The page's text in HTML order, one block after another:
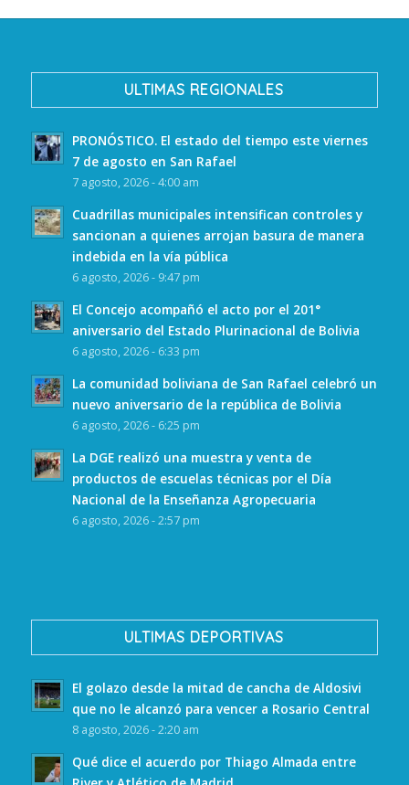
ULTIMAS REGIONALES
PRONÓSTICO. El estado del tiempo este viernes
7 de agosto en San Rafael
7 agosto, 2026 - 4:00 am
Cuadrillas municipales intensifican controles y
sancionan a quienes arrojan basura de manera
indebida en la vía pública
6 agosto, 2026 - 9:47 pm
El Concejo acompañó el acto por el 201°
aniversario del Estado Plurinacional de Bolivia
6 agosto, 2026 - 6:33 pm
La comunidad boliviana de San Rafael celebró un
nuevo aniversario de la república de Bolivia
6 agosto, 2026 - 6:25 pm
La DGE realizó una muestra y venta de
productos de escuelas técnicas por el Día
Nacional de la Enseñanza Agropecuaria
6 agosto, 2026 - 2:57 pm
ULTIMAS DEPORTIVAS
El golazo desde la mitad de cancha de Aldosivi
que no le alcanzó para vencer a Rosario Central
8 agosto, 2026 - 2:20 am
Qué dice el acuerdo por Thiago Almada entre